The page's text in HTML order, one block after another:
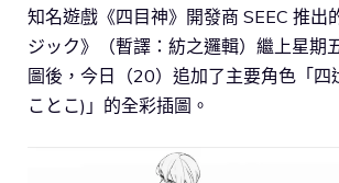
知名遊戲《四目神》開發商 SEEC 推出
ジック》（暫譯：紡之邏輯）繼上星期
圖後，今日（20）追加了主要角色「四
ことこ)」的全彩插圖。